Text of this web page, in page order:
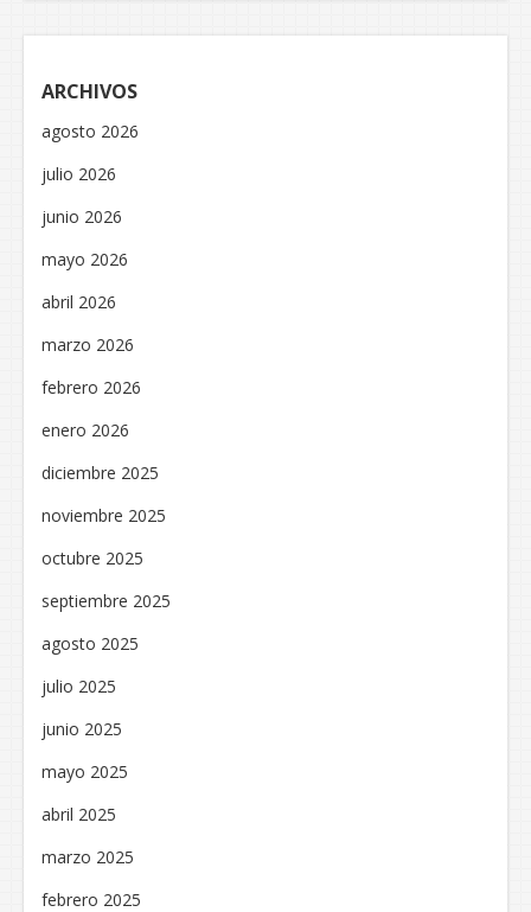
ARCHIVOS
agosto 2026
julio 2026
junio 2026
mayo 2026
abril 2026
marzo 2026
febrero 2026
enero 2026
diciembre 2025
noviembre 2025
octubre 2025
septiembre 2025
agosto 2025
julio 2025
junio 2025
mayo 2025
abril 2025
marzo 2025
febrero 2025